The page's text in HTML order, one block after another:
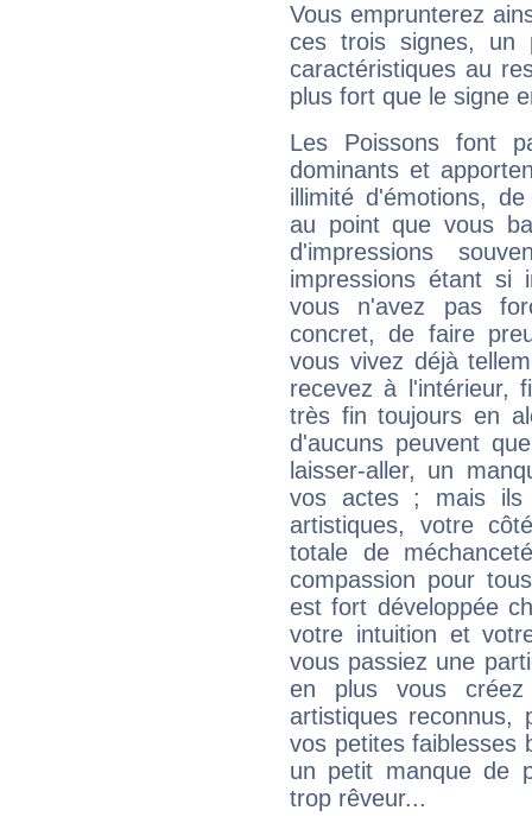
Vous emprunterez
ces trois signes, un
caractéristiques au
plus fort que le signe
Les Poissons font
dominants et
illimité d'émotions,
au point que vous
d'impressions
impressions étant si
vous n'avez pas
concret, de faire
vous vivez déjà
recevez à l'intérieur,
très fin toujours en
d'aucuns peuvent
laisser-aller, un
vos actes ; mais ils
artistiques, votre
totale de
compassion pour
est fort développée
votre intuition et
vous passiez une
en plus vous
artistiques reconnus,
vos petites faiblesses
un petit manque de
trop rêveur...